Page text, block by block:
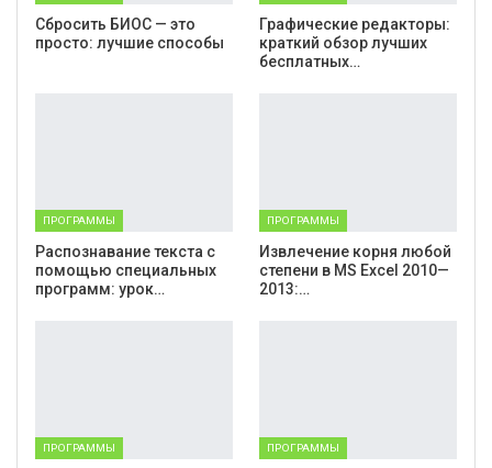
Cбросить БИОС — это
просто: лучшие способы
Графические редакторы:
краткий обзор лучших
бесплатных…
ПРОГРАММЫ
Распознавание текста с
помощью специальных
программ: урок…
ПРОГРАММЫ
Извлечение корня любой
степени в MS Excel 2010—
2013:…
ПРОГРАММЫ ПРОГРАММЫ